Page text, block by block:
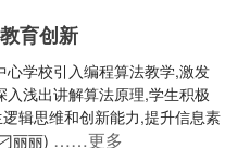
育创新
学校引入编程算法教学,激发
浅出讲解算法原理,学生积极
辑思维和创新能力,提升信息素
丽丽) ……更多